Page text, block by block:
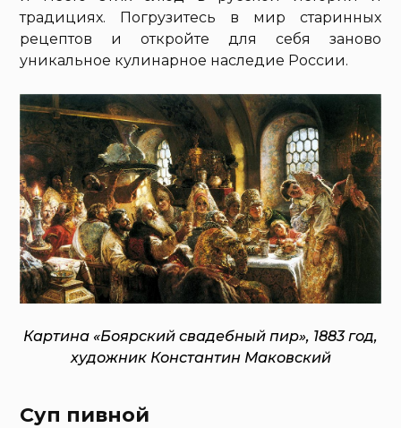
традициях. Погрузитесь в мир старинных
рецептов и откройте для себя заново
уникальное кулинарное наследие России.
Картина «Боярский свадебный пир», 1883 год,
художник Константин Маковский
Суп пивной